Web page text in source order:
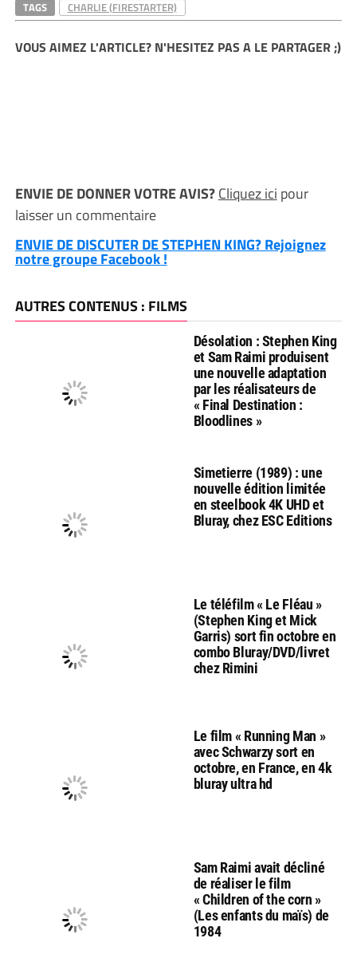
TAGS CHARLIE (FIRESTARTER)
VOUS AIMEZ L'ARTICLE? N'HESITEZ PAS A LE PARTAGER ;)
ENVIE DE DONNER VOTRE AVIS?Cliquez ici pour
laisser un commentaire
ENVIE DE DISCUTER DE STEPHEN KING? Rejoignez
notre groupe Facebook !
AUTRES CONTENUS : FILMS
Désolation : Stephen King
et Sam Raimi produisent
une nouvelle adaptation
par les réalisateurs de
« Final Destination :
Bloodlines »
Simetierre (1989) : une
nouvelle édition limitée
en steelbook 4K UHD et
Bluray, chez ESC Editions
Le téléfilm « Le Fléau »
(Stephen King et Mick
Garris) sort fin octobre en
combo Bluray/DVD/livret
chez Rimini
Le film « Running Man »
avec Schwarzy sort en
octobre, en France, en 4k
bluray ultra hd
Sam Raimi avait décliné
de réaliser le film
« Children of the corn »
(Les enfants du maïs) de
1984